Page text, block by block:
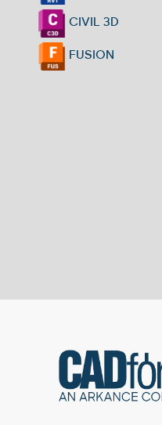
CIVIL 3D
FUSION